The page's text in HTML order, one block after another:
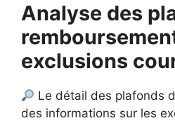
Analyse des
exclusions
Le détail des plafonds
des informations sur les